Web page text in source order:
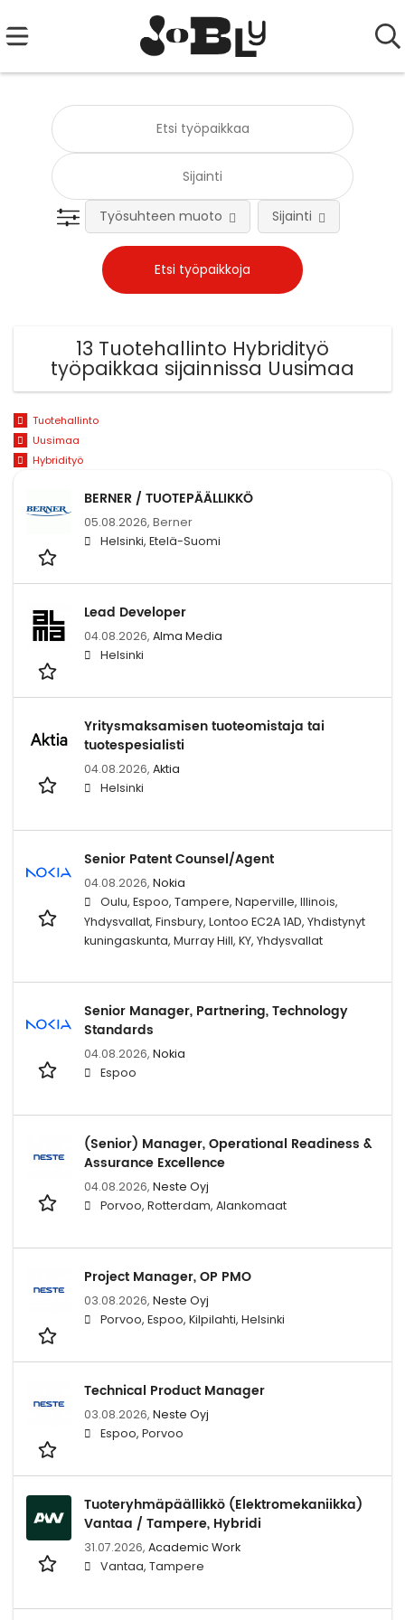
Työsuhteen muoto Sijainti
13 Tuotehallinto Hybridityö
työpaikkaa sijainnissa Uusimaa
Tuotehallinto
Uusimaa
Hybridityö
BERNER / TUOTEPÄÄLLIKKÖ
05.08.2026, Berner
Helsinki, Etelä-Suomi
Lead Developer
04.08.2026, Alma Media
Helsinki
Yritysmaksamisen tuoteomistaja tai
tuotespesialisti
04.08.2026, Aktia
Helsinki
Senior Patent Counsel/Agent
04.08.2026, Nokia
Oulu, Espoo, Tampere, Naperville, Illinois,
Yhdysvallat, Finsbury, Lontoo EC2A 1AD, Yhdistynyt
kuningaskunta, Murray Hill, KY, Yhdysvallat
Senior Manager, Partnering, Technology
Standards
04.08.2026, Nokia
Espoo
(Senior) Manager, Operational Readiness &
Assurance Excellence
04.08.2026, Neste Oyj
Porvoo, Rotterdam, Alankomaat
Project Manager, OP PMO
03.08.2026, Neste Oyj
Porvoo, Espoo, Kilpilahti, Helsinki
Technical Product Manager
03.08.2026, Neste Oyj
Espoo, Porvoo
Tuoteryhmäpäällikkö (Elektromekaniikka)
Vantaa / Tampere, Hybridi
31.07.2026, Academic Work
Vantaa, Tampere